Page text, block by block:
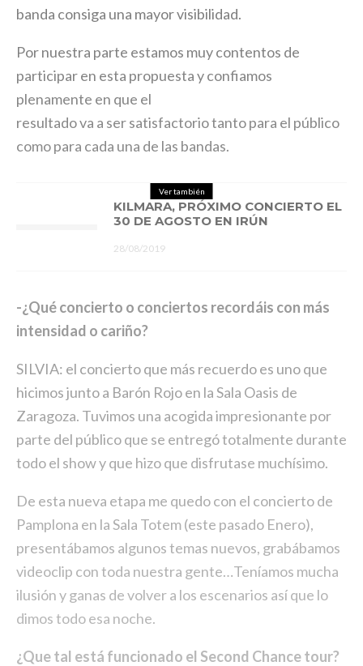
banda consiga una mayor visibilidad.
Por nuestra parte estamos muy contentos de
participar en esta propuesta y confiamos
plenamente en que el
resultado va a ser satisfactorio tanto para el público
como para cada una de las bandas.
Ver también
KILMARA, PRÓXIMO CONCIERTO EL
30 DE AGOSTO EN IRÚN
28/08/2019
-¿Qué concierto o conciertos recordáis con más
intensidad o cariño?
SILVIA: el concierto que más recuerdo es uno que
hicimos junto a Barón Rojo en la Sala Oasis de
Zaragoza. Tuvimos una acogida impresionante por
parte del público que se entregó totalmente durante
todo el show y que hizo que disfrutase muchísimo.
De esta nueva etapa me quedo con el concierto de
Pamplona en la Sala Totem (este pasado Enero),
presentábamos algunos temas nuevos, grabábamos
videoclip con toda nuestra gente…Teníamos mucha
ilusión y ganas de volver a los escenarios así que lo
dimos todo esa noche.
¿Que tal está funcionado el Second Chance tour?